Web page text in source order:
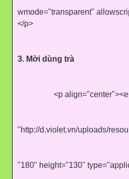
wmode="transparent"
</p>
3. Mời dùng trà
<p
"http://d.violet.vn/uploads/
"180" height="130"